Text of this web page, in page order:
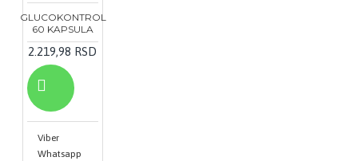
GLUCOKONTROL
60 KAPSULA
2.219,98 RSD
Viber
Whatsapp